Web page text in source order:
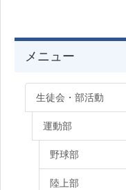
メニュー
生徒会・部活動
運動部
野球部
陸上部